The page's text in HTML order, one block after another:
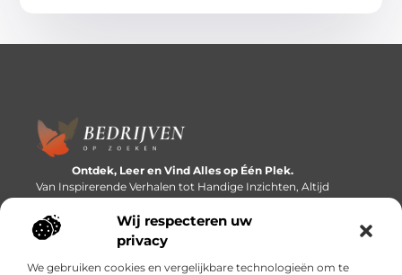
Wij respecteren uw
privacy
We gebruiken cookies en vergelijkbare technologieën om te
Ontdek, Leer en Vind Alles op Één Plek.
Van Inspirerende Verhalen tot Handige Inzichten, Altijd
Binnen Handbereik.
Bericht categorie